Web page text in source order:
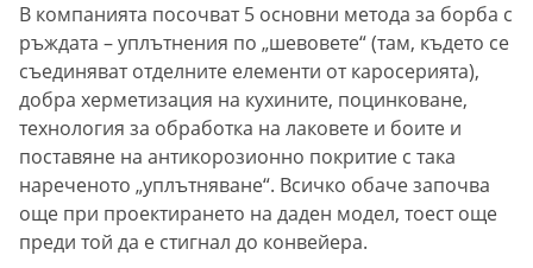
В компанията посочват 5 основни метода за борба с
ръждата – уплътнения по „шевовете“ (там, където се
съединяват отделните елементи от каросерията),
добра херметизация на кухините, поцинковане,
технология за обработка на лаковете и боите и
поставяне на антикорозионно покритие с така
нареченото „уплътняване“. Всичко обаче започва
още при проектирането на даден модел, тоест още
преди той да е стигнал до конвейера.